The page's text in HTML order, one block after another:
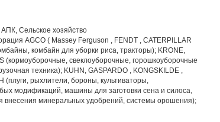
АПК, Сельское хозяйство
AGCO ( Massey Ferguson , FENDT , CATERPILLAR
комбайн для уборки риса, тракторы); KRONE,
(кормоуборочные, свеклоуборочные, горошкоуборочные
техника); KUHN, GASPARDO , KONGSKILDE ,
(плуги, рыхлители, бороны, культиваторы,
модификаций, машины для заготовки сена и силоса,
внесения минеральных удобрений, системы орошения);